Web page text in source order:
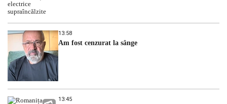
13:58
Am fost cenzurat la sânge
13:45